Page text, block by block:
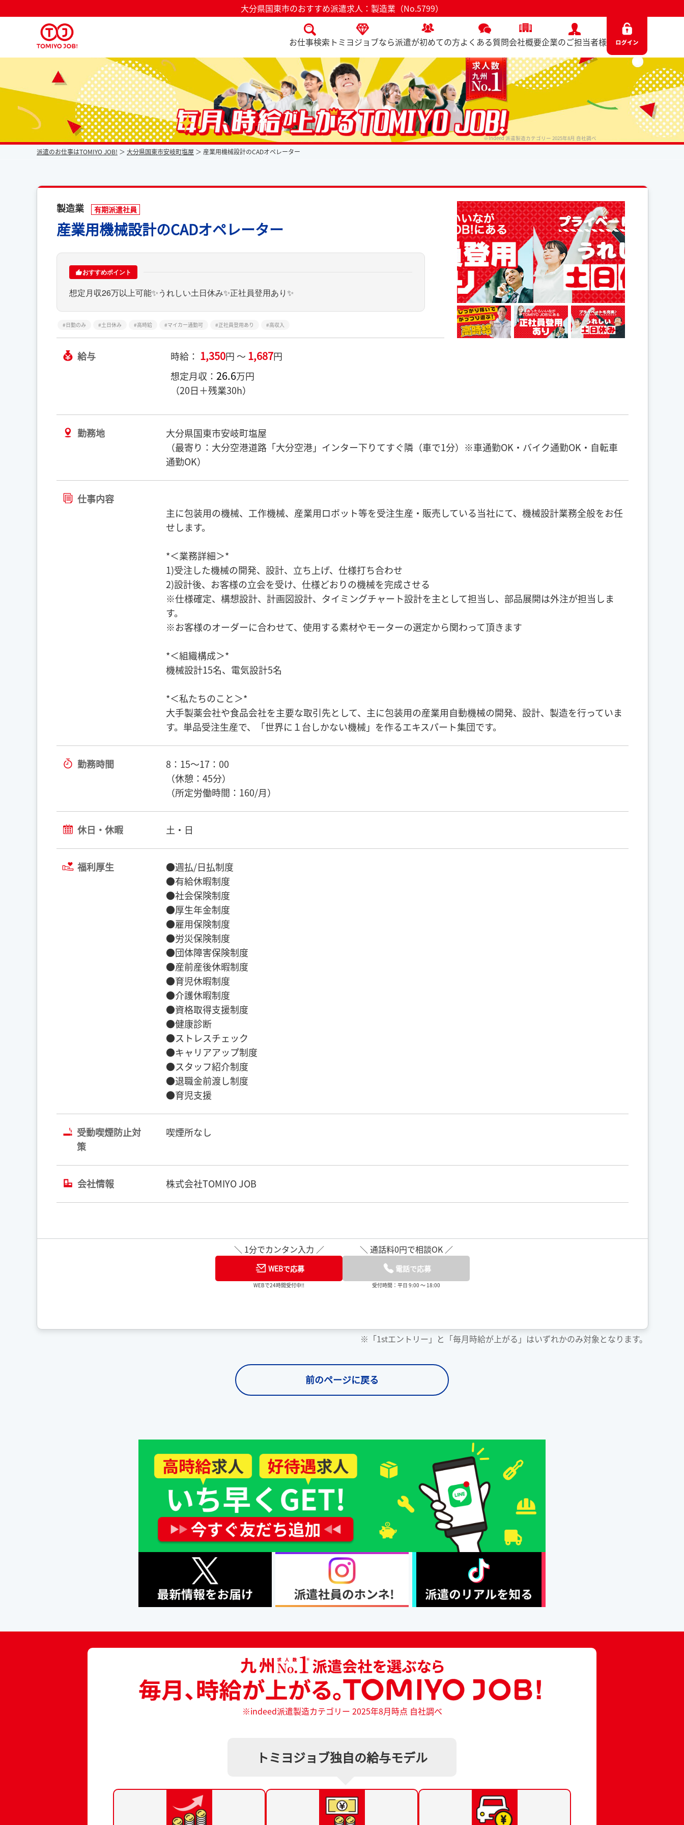
大分県国東市のおすすめ派遣求人：製造業（No.5799）
お仕事検索 トミヨジョブなら派遣が初めての方よくある質問会社概要企業のご担当者様
派遣なら毎月時給が上がるトミヨジョブ ※Indeed 派遣製造カテゴリー 2025年8月 自社調べ
派遣のお仕事はTOMIYO JOB! 大分県国東市安岐町塩屋 産業用機械設計のCADオペレーター
製造業 有期派遣社員 No. 5799 / 2025.06.13
産業用機械設計のCADオペレーター
おすすめポイント
想定月収26万以上可能✨うれしい土日休み✨正社員登用あり✨
日勤のみ 土日休み 高時給 マイカー通勤可 正社員登用あり 高収入
給与 時給： 1,350円 ～ 1,687円
想定月収： 26.6万円
（20日＋残業30h）
勤務地
大分県国東市安岐町塩屋
（最寄り：大分空港道路「大分空港」インター下りてすぐ隣（車で1分）※車通勤OK・バイク通勤OK・自転車
通勤OK）
仕事内容
主に包装用の機械、工作機械、産業用ロボット等を受注生産・販売している当社にて、機械設計業務全般をお任
せします。
*＜業務詳細＞*
1)受注した機械の開発、設計、立ち上げ、仕様打ち合わせ
2)設計後、お客様の立会を受け、仕様どおりの機械を完成させる
※仕様確定、構想設計、計画図設計、タイミングチャート設計を主として担当し、部品展開は外注が担当しま
す。
※お客様のオーダーに合わせて、使用する素材やモーターの選定から関わって頂きます
*＜組織構成＞*
機械設計15名、電気設計5名
*＜私たちのこと＞*
大手製薬会社や食品会社を主要な取引先として、主に包装用の産業用自動機械の開発、設計、製造を行っていま
す。単品受注生産で、「世界に１台しかない機械」を作るエキスパート集団です。
勤務時間
8：15〜17：00
（休憩：45分）
（所定労働時間：160/月）
休日・休暇 土・日
福利厚生
●週払/日払制度
●有給休暇制度
●社会保険制度
●厚生年金制度
●雇用保険制度
●労災保険制度
●団体障害保険制度
●産前産後休暇制度
●育児休暇制度
●介護休暇制度
●資格取得支援制度
●健康診断
●ストレスチェック
●キャリアアップ制度
●スタッフ紹介制度
●退職金前渡し制度
●育児支援
受動喫煙防止対
策
喫煙所なし
会社情報 株式会社TOMIYO JOB
＼ 1分でカンタン入力 ／
WEBで応募
WEBで24時間受付中!!
＼ 通話料0円で相談OK ／
電話で応募
受付時間：平日 9:00 ～ 18:00
※「1stエントリー」と「毎月時給が上がる」はいずれかのみ対象となります。
前のページに戻る
※indeed派遣製造カテゴリー 2025年8月時点 自社調べ
トミヨジョブ独自の給与モデル